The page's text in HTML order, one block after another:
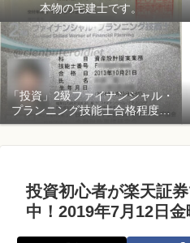
本物の宅建士です。
「投資」2級ファイナンシャル・
プランニング技能士合格程度で
ようやく初心者「資産形成」
投資初心者が楽天証
中！2019年7月12日金